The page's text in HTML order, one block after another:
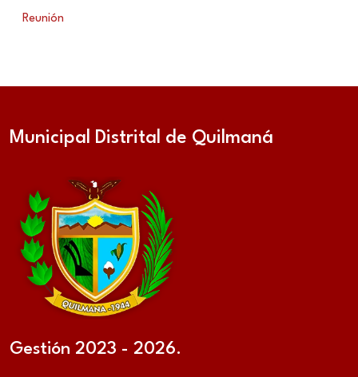
Reunión
Municipal Distrital de Quilmaná
Gestión 2023 - 2026.